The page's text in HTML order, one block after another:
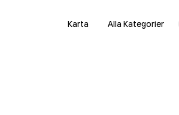
Karta Alla Kategorier